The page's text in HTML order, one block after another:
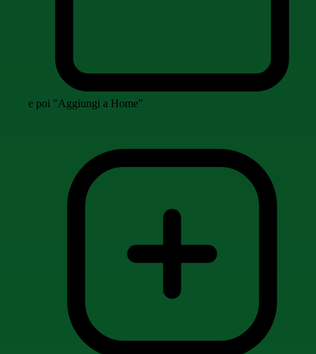
e poi "Aggiungi a Home"